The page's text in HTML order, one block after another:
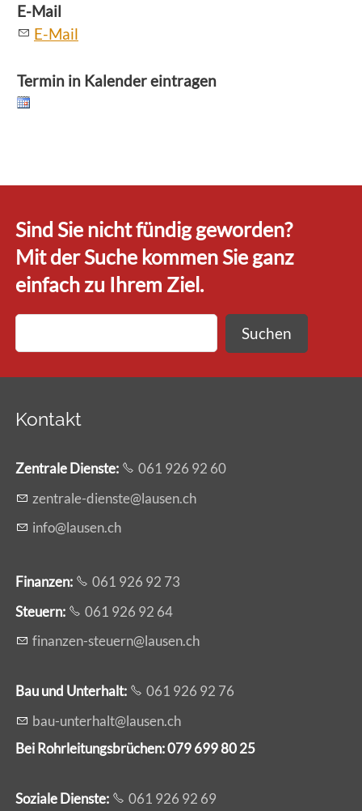
E-Mail
E-Mail
Termin in Kalender eintragen
Sind Sie nicht fündig geworden?
Mit der Suche kommen Sie ganz
einfach zu Ihrem Ziel.
Suchen
Kontakt
Zentrale Dienste:
061 926 92 60
z ntr l -d nst l s nch
nf
l s nch
Finanzen:
061 926 92 73
Steuern:
061 926 92 64
f n nz n-st rn l s nch
Bau und Unterhalt:
061 926 92 76
b
- nt rh lt l s nch
Bei Rohrleitungsbrüchen: 079 699 80 25
Soziale Dienste:
061 926 92 69